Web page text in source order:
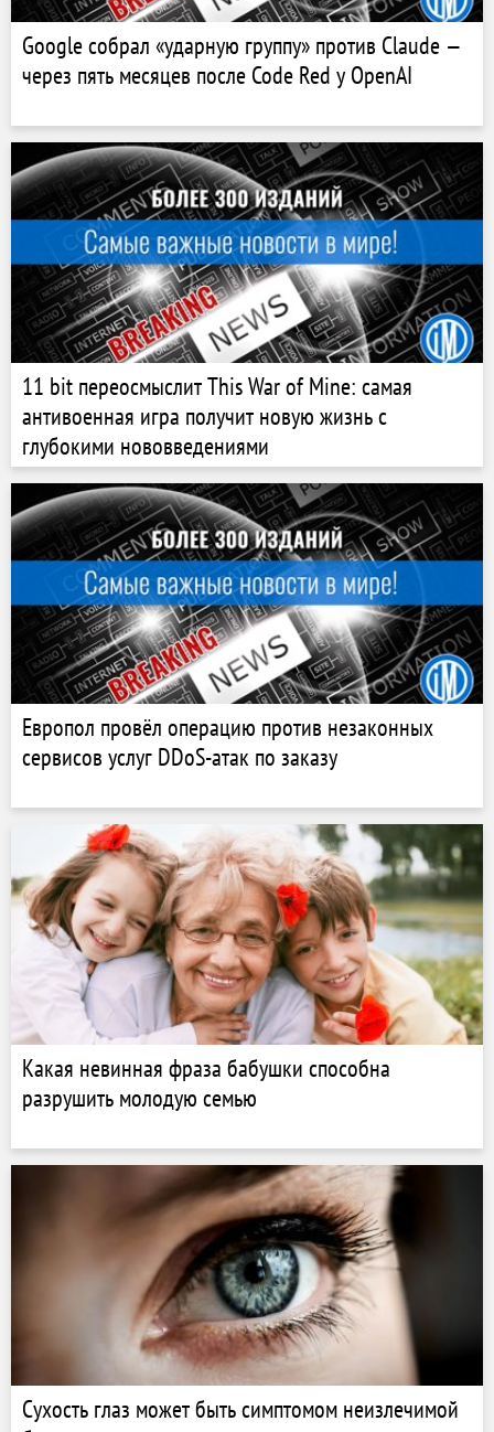
Google собрал «ударную группу» против Claude —
через пять месяцев после Code Red у OpenAI
11 bit переосмыслит This War of Mine: самая
антивоенная игра получит новую жизнь с
глубокими нововведениями
Европол провёл операцию против незаконных
сервисов услуг DDoS-атак по заказу
Какая невинная фраза бабушки способна
разрушить молодую семью
Сухость глаз может быть симптомом неизлечимой